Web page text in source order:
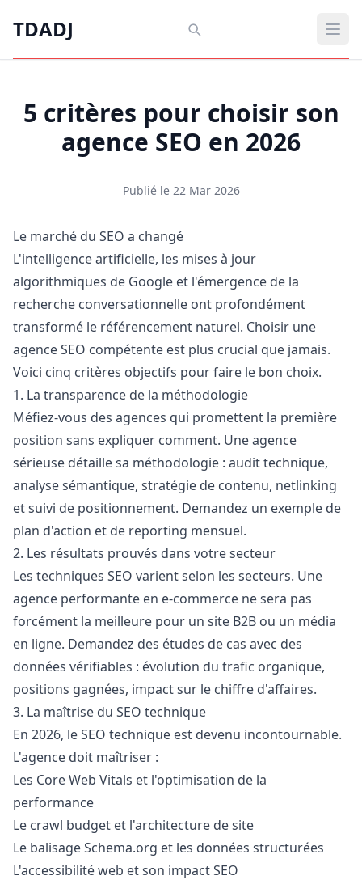
TDADJ
TDADJ
5 critères pour choisir son
agence SEO en 2026
Publié le 22 Mar 2026
Le marché du SEO a changé
L'intelligence artificielle, les mises à jour
algorithmiques de Google et l'émergence de la
recherche conversationnelle ont profondément
transformé le référencement naturel. Choisir une
agence SEO compétente est plus crucial que jamais.
Voici cinq critères objectifs pour faire le bon choix.
1. La transparence de la méthodologie
Méfiez-vous des agences qui promettent la première
position sans expliquer comment. Une agence
sérieuse détaille sa méthodologie : audit technique,
analyse sémantique, stratégie de contenu, netlinking
et suivi de positionnement. Demandez un exemple de
plan d'action et de reporting mensuel.
2. Les résultats prouvés dans votre secteur
Les techniques SEO varient selon les secteurs. Une
agence performante en e-commerce ne sera pas
forcément la meilleure pour un site B2B ou un média
en ligne. Demandez des études de cas avec des
données vérifiables : évolution du trafic organique,
positions gagnées, impact sur le chiffre d'affaires.
3. La maîtrise du SEO technique
En 2026, le SEO technique est devenu incontournable.
L'agence doit maîtriser :
Les Core Web Vitals et l'optimisation de la
performance
Le crawl budget et l'architecture de site
Le balisage Schema.org et les données structurées
L'accessibilité web et son impact SEO